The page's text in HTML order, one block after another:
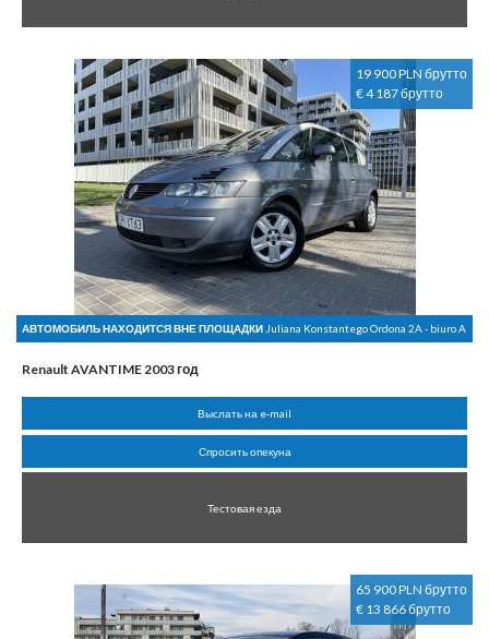
19 900 PLN брутто
€ 4 187 брутто
АВТОМОБИЛЬ НАХОДИТСЯ ВНЕ ПЛОЩАДКИJuliana Konstantego Ordona 2A - biuro A
Renault AVANTIME 2003 год
Выслать на e-mail
Спросить опекуна
Тестовая езда
65 900 PLN брутто
€ 13 866 брутто